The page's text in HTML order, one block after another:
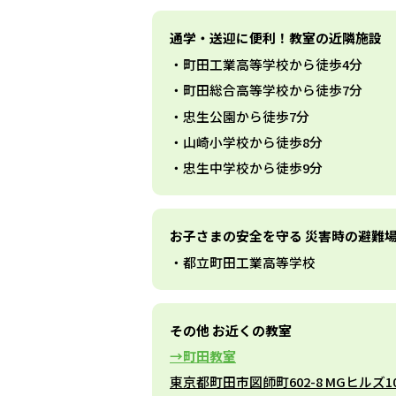
通学・送迎に便利！教室の近隣施設
町田工業高等学校から徒歩4分
町田総合高等学校から徒歩7分
忠生公園から徒歩7分
山崎小学校から徒歩8分
忠生中学校から徒歩9分
お子さまの安全を守る 災害時の避難
都立町田工業高等学校
その他 お近くの教室
町田教室
東京都町田市図師町602-8 MGヒルズ